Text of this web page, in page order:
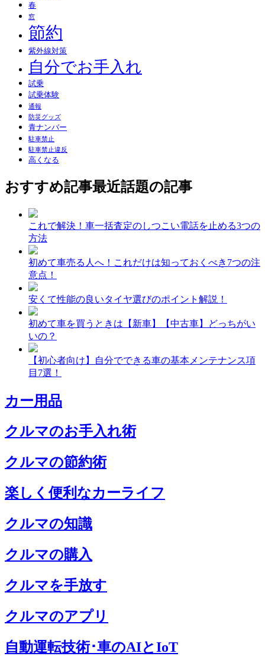
春
窓
節約
紫外線対策
自分でお手入れ
試乗
試乗体験
通報
防災グッズ
青ナンバー
駐車禁止
駐車禁止違反
高くなる
おすすめ記事最近話題の記事
これで解決！車一括査定のしつこい電話を止める3つの
方法
初めて車売る人へ！これだけは知っておくべき7つの注
意点！
安くて性能の良いタイヤ選びのポイント解説！
初めて車を買うときは【新車】【中古車】どっちがい
いの？
【初心者向け】自分でできる車の基本メンテナンス項
目7選！
カー用品
クルマのお手入れ術
クルマの節約術
楽しく便利なカーライフ
クルマの知識
クルマの購入
クルマを手放す
クルマのアプリ
自動運転技術･車のAIとIoT